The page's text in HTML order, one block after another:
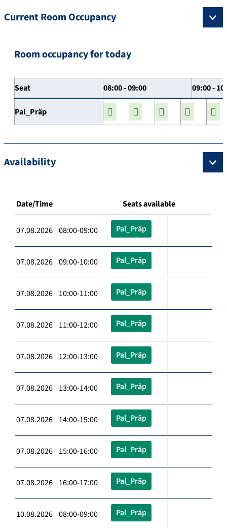
Current Room Occupancy
Room occupancy for today
Seat 08:00 - 09:00 09:00 -
Pal_Präp
Availability
Date/Time Seats available
07.08.2026 08:00-09:00 Pal_Präp
07.08.2026 09:00-10:00 Pal_Präp
07.08.2026 10:00-11:00 Pal_Präp
07.08.2026 11:00-12:00 Pal_Präp
07.08.2026 12:00-13:00 Pal_Präp
07.08.2026 13:00-14:00 Pal_Präp
07.08.2026 14:00-15:00 Pal_Präp
07.08.2026 15:00-16:00 Pal_Präp
07.08.2026 16:00-17:00 Pal_Präp
10.08.2026 08:00-09:00 Pal_Präp